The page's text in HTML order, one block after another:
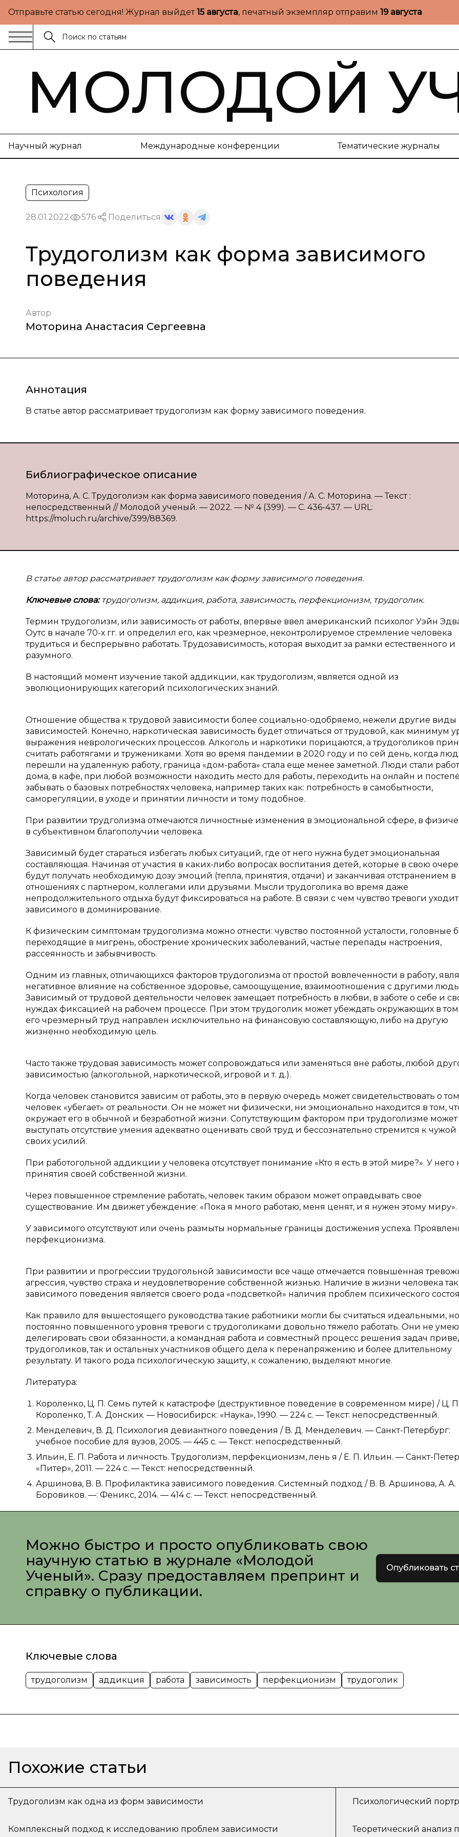
Отправьте статью сегодня! Журнал выйдет15 августа, печатный экземпляр отправим 19 августа
МОЛОДОЙ
Научный журнал Международные конференции Тематические журналы
Психология
28.01.2022 576 Поделиться
Трудоголизм как форма зависимого
поведения
Автор
Моторина Анастасия Сергеевна
Аннотация
В статье автор рассматривает трудоголизм как форму зависимого поведения.
Библиографическое описание
Моторина, А. С. Трудоголизм как форма зависимого поведения / А. С. Моторина. — Текст :
непосредственный // Молодой ученый. — 2022. — № 4 (399). — С. 436-437. — URL:
https://moluch.ru/archive/399/88369.
В статье автор рассматривает трудоголизм как форму зависимого поведения.
Ключевые слова: трудоголизм, аддикция, работа, зависимость, перфекционизм, трудоголик.
Термин трудоголизм, или зависимость от работы, впервые ввел американский психолог Уэйн
Оутс в начале 70-х гг. и определил его, как чрезмерное, неконтролируемое стремление человека
трудиться и беспрерывно работать. Трудозависимость, которая выходит за рамки естественного и
разумного.
В настоящий момент изучение такой аддикции, как трудоголизм, является одной из
эволюционирующих категорий психологических знаний.
Отношение общества к трудовой зависимости более социально-одобряемо, нежели другие виды
зависимостей. Конечно, наркотическая зависимость будет отличаться от трудовой, как минимум
выражения неврологических процессов. Алкоголь и наркотики порицаются, а трудоголиков
считать работягами и тружениками. Хотя во время пандемии в 2020 году и по сей день, когда
перешли на удаленную работу, граница «дом-работа» стала еще менее заметной. Люди стали
дома, в кафе, при любой возможности находить место для работы, переходить на онлайн и
забывать о базовых потребностях человека, например таких как: потребность в самобытности,
саморегуляции, в уходе и принятии личности и тому подобное.
При развитии трудголизма отмечаются личностные изменения в эмоциональной сфере, в
в субъективном благополучии человека.
Зависимый будет стараться избегать любых ситуаций, где от него нужна будет эмоциональная
составляющая. Начиная от участия в каких-либо вопросах воспитания детей, которые в свою
будут получать необходимую дозу эмоций (тепла, принятия, отдачи) и заканчивая отстранением в
отношениях с партнером, коллегами или друзьями. Мысли трудоголика во время даже
непродолжительного отдыха будут фиксироваться на работе. В связи с чем чувство тревоги
зависимого в доминирование.
К физическим симптомам трудоголизма можно отнести: чувство постоянной усталости, головные
переходящие в мигрень, обострение хронических заболеваний, частые перепады настроения,
рассеянность и забывчивость.
Одним из главных, отличающихся факторов трудоголизма от простой вовлеченности в работу,
негативное влияние на собственное здоровье, самоощущение, взаимоотношения с другими
Зависимый от трудовой деятельности человек замещает потребность в любви, в заботе о себе и
нуждах фиксацией на рабочем процессе. При этом трудоголик может убеждать окружающих в
его чрезмерный труд направлен исключительно на финансовую составляющую, либо на другую
жизненно необходимую цель.
Часто также трудовая зависимость может сопровождаться или заменяться вне работы, любой
зависимостью (алкогольной, наркотической, игровой и т. д.).
Когда человек становится зависим от работы, это в первую очередь может свидетельствовать о
человек «убегает» от реальности. Он не может ни физически, ни эмоционально находится в том,
окружает его в обычной и безработной жизни. Сопутствующим фактором при трудоголизме может
выступать отсутствие умения адекватно оценивать свой труд и бессознательно стремится к
своих усилий.
При работогольной аддикции у человека отсутствует понимание «Кто я есть в этой мире?». У него
принятия своей собственной жизни.
Через повышенное стремление работать, человек таким образом может оправдывать свое
существование. Им движет убеждение: «Пока я много работаю, меня ценят, и я нужен этому миру».
У зависимого отсутствуют или очень размыты нормальные границы достижения успеха.
перфекционизма.
При развитии и прогрессии трудогольной зависимости все чаще отмечается повышенная
агрессия, чувство страха и неудовлетворение собственной жизнью. Наличие в жизни человека
зависимого поведения является своего рода «подсветкой» наличия проблем психического
Как правило для вышестоящего руководства такие работники могли бы считаться идеальными,
постоянно повышенного уровня тревоги с трудоголиками довольно тяжело работать. Они не
делегировать свои обязанности, а командная работа и совместный процесс решения задач
трудоголиков, так и остальных участников общего дела к перенапряжению и более длительному
результату. И такого рода психологическую защиту, к сожалению, выделяют многие.
Литература:
Короленко, Ц. П. Семь путей к катастрофе (деструктивное поведение в современном мире) / Ц.
Короленко, Т. А. Донских. — Новосибирск: «Наука», 1990. — 224 c. — Текст: непосредственный.
Менделевич, В. Д. Психология девиантного поведения / В. Д. Менделевич. — Санкт-Петербург:
учебное пособие для вузов, 2005. — 445 c. — Текст: непосредственный.
Ильин, Е. П. Работа и личность. Трудоголизм, перфекционизм, лень я / Е. П. Ильин. — Санкт-
«Питер», 2011. — 224 c. — Текст: непосредственный.
Аршинова, В. В. Профилактика зависимого поведения. Системный подход / В. В. Аршинова, А. А.
Боровиков. —: Феникс, 2014. — 414 c. — Текст: непосредственный.
Можно быстро и просто опубликовать свою
научную статью в журнале «Молодой
Ученый». Сразу предоставляем препринт и
справку о публикации.
Опубликовать
Ключевые слова
трудоголизм аддикция работа зависимость перфекционизм трудоголик
Похожие статьи
Трудоголизм как одна из форм зависимости Психологический
Комплексный подход к исследованию проблем зависимости Теоретический анализ